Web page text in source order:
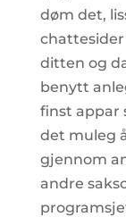
døm det,
ditten og
benytt
finst appar
det muleg
gjennom
andre